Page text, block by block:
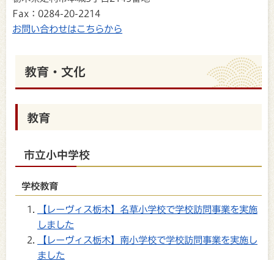
Fax：0284-20-2214
お問い合わせはこちらから
教育・文化
教育
市立小中学校
学校教育
【レーヴィス栃木】名草小学校で学校訪問事業を実施
しました
【レーヴィス栃木】南小学校で学校訪問事業を実施し
ました